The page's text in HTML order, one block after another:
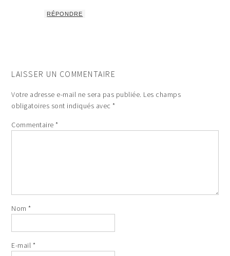
RÉPONDRE
LAISSER UN COMMENTAIRE
Votre adresse e-mail ne sera pas publiée. Les champs
obligatoires sont indiqués avec*
Commentaire*
Nom*
E-mail *